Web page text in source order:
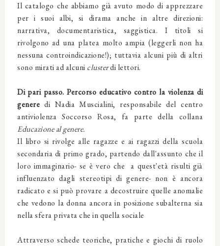
Il catalogo che abbiamo già avuto modo di apprezzare
per i suoi albi, si dirama anche in altre direzioni:
narrativa, documentaristica, saggistica. I titoli si
rivolgono ad una platea molto ampia (leggerli non ha
nessuna controindicazione!); tuttavia alcuni più di altri
sono mirati ad alcuni clusterdi lettori.
Di pari passo. Percorso educativo contro la violenza di
generedi Nadia Muscialini, responsabile del centro
antiviolenza Soccorso Rosa, fa parte della collana
Educazione al genere.
Il libro si rivolge alle ragazze e ai ragazzi della scuola
secondaria di primo grado, partendo dall'assunto che il
loro immaginario- se è vero che a quest'età risulti già
influenzato dagli stereotipi di genere- non è ancora
radicato e si può provare a decostruire quelle anomalie
che vedono la donna ancora in posizione subalterna sia
nella sfera privata che in quella sociale
Attraverso schede teoriche, pratiche e giochi di ruolo